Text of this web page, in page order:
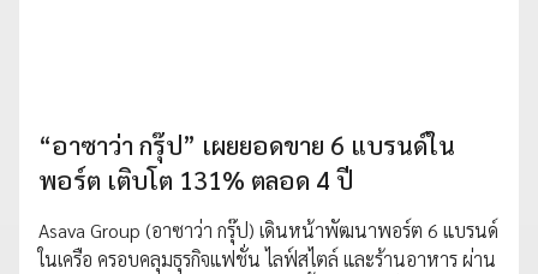
“อาซาว่า กรุ๊ป” เผยยอดขาย 6 แบรนด์ใน
พอร์ต เติบโต 131% ตลอด 4 ปี
Asava Group (อาซาว่า กรุ๊ป) เดินหน้าพัฒนาพอร์ต 6 แบรนด์
ในเครือ ครอบคลุมธุรกิจแฟชั่น ไลฟ์สไตล์ และร้านอาหาร ผ่าน